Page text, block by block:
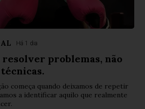
Há 1 dia
problemas, não
começa quando deixamos de repetir
a identificar aquilo que realmente